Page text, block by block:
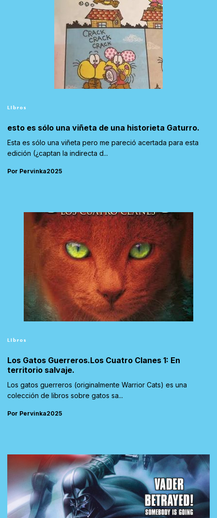
Libros
esto es sólo una viñeta de una historieta Gaturro.
Esta es sólo una viñeta pero me pareció acertada para esta
edición (¿captan la indirecta d...
Por Pervinka2025
Libros
Los Gatos Guerreros.Los Cuatro Clanes 1: En
territorio salvaje.
Los gatos guerreros (originalmente Warrior Cats) es una
colección de libros sobre gatos sa...
Por Pervinka2025